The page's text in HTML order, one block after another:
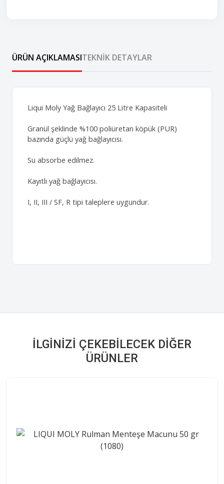
ÜRÜN AÇIKLAMASITEKNIK DETAYLAR
Liqui Moly Yağ Bağlayıcı 25 Litre Kapasiteli
Granül şeklinde %100 poliüretan köpük (PUR)
bazında güçlü yağ bağlayıcısı.
Su absorbe edilmez.
Kayıtlı yağ bağlayıcısı.
I, II, III / SF, R tipi taleplere uygundur.
İLGINIZI ÇEKEBILECEK DIĞER
ÜRÜNLER